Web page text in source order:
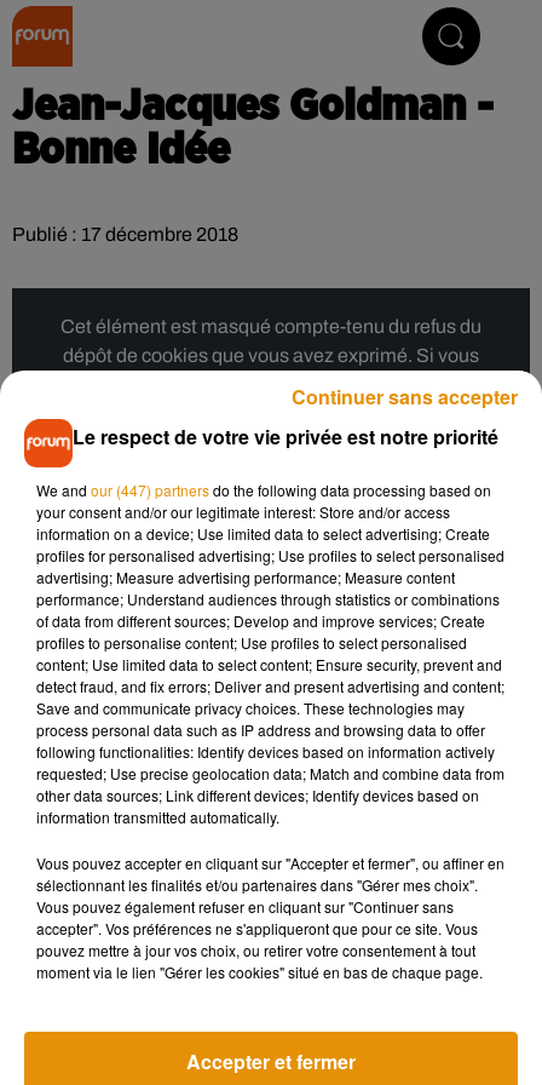
Jean-Jacques Goldman -
Bonne Idée
Publié : 17 décembre 2018
Cet élément est masqué compte-tenu du refus du
dépôt de cookies que vous avez exprimé. Si vous
Musique
Madonna sort enfin le remix de « Love
Sensation » avec Kylie Minogue
Angèle et
collaboration
+ DE MUSIQUE
Le respect de votre vie privée est notre priorité
We and our (447) partnersdo the following data processing based on
your consent and/or our legitimate interest: Store and/or access
information on a device; Use limited data to select advertising; Create
profiles for personalised advertising; Use profiles to select personalised
advertising; Measure advertising performance; Measure content
performance; Understand audiences through statistics or combinations
of data from different sources; Develop and improve services; Create
profiles to personalise content; Use profiles to select personalised
content; Use limited data to select content; Ensure security, prevent and
detect fraud, and fix errors; Deliver and present advertising and content;
Save and communicate privacy choices. These technologies may
process personal data such as IP address and browsing data to offer
following functionalities: Identify devices based on information actively
requested; Use precise geolocation data; Match and combine data from
other data sources; Link different devices; Identify devices based on
information transmitted automatically.
Vous pouvez accepter en cliquant sur "Accepter et fermer", ou affiner en
sélectionnant les finalités et/ou partenaires dans "Gérer mes choix".
Vous pouvez également refuser en cliquant sur "Continuer sans
accepter". Vos préférences ne s'appliqueront que pour ce site. Vous
pouvez mettre à jour vos choix, ou retirer votre consentement à tout
moment via le lien "Gérer les cookies" situé en bas de chaque page.
Accepter et fermer
Continuer sans accepter